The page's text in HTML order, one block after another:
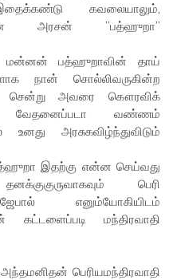
கவலையாலும்,
அரசன் ”பத்ஹுறா”
மன்னன் பத்ஹுறாவின் தாய்
நான் சொல்லிவருகின்ற
சென்று அவரை கௌரவிக்
வேதனைப்படா வண்ணம்
அரசுகவிழ்ந்துவிடும்
இதற்கு என்ன செய்வது
பெரி
எனும்யோகியிடம்
கட்டளைப்படி மந்திரவாதி
பெரியமந்திரவாதி